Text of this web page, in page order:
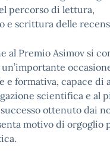
percorso di lettura,
e scrittura delle
al Premio Asimov si
e formativa, capace di
scientifica e al
ottenuto dai
motivo di orgoglio